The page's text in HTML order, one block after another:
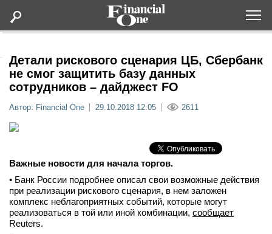
Статьи
Мероприятия
Новости
Детали рискового сценария ЦБ, Сбербанк
не смог защитить базу данных
сотрудников – дайджест FO
Автор: Financial One 29.10.2018 12:05 2611
Важные новости для начала торгов.
• Банк России подробнее описал свои возможные действия
при реализации рискового сценария, в нем заложен
комплекс неблагоприятных событий, которые могут
реализоваться в той или иной комбинации, сообщает
Reuters.